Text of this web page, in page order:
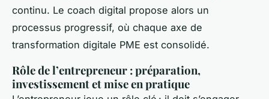
continu. Le coach digital propose alors un
processus progressif, où chaque axe de
transformation digitale PME est consolidé.
Rôle de l’entrepreneur : préparation,
investissement et mise en pratique